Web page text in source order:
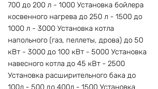
700 до 200 л - 1000 Установка бойлера
косвенного нагрева до 250 л - 1500 до
1000 л - 3000 Установка котла
напольного (газ, пеллеты, дрова) до 50
кВт - 3000 до 100 кВт - 5000 Установка
навесного котла до 45 кВт - 2500
Установка расширительного бака до
100л - 500 до 400л - 1500 Установка